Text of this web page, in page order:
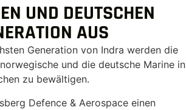
UND DEUTSCHEN
AUS
Generation von Indra werden die
und die deutsche Marine in
zu bewältigen.
Defence & Aerospace einen